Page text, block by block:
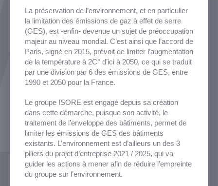
La préservation de l’environnement, et en particulier
la limitation des émissions de gaz à effet de serre
(GES), est -enfin- devenue un sujet de préoccupation
majeur au niveau mondial. C’est ainsi que l’accord de
Paris, signé en 2015, prévoit de limiter l’augmentation
de la température à 2C° d’ici à 2050, ce qui se traduit
par une division par 6 des émissions de GES, entre
1990 et 2050 pour la France.
Le groupe ISORE est engagé depuis sa création
dans cette démarche, puisque son activité, le
traitement de l’enveloppe des bâtiments, permet de
limiter les émissions de GES des bâtiments
existants. L’environnement est d’ailleurs un des 3
piliers du projet d’entreprise 2021 / 2025, qui va
guider les actions à mener afin de réduire l’empreinte
du groupe sur l’environnement.